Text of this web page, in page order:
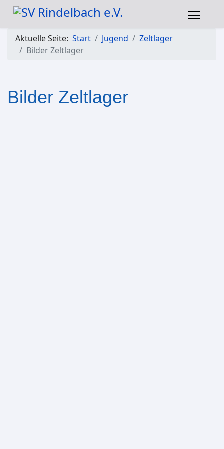
Aktuelle Seite: Start Jugend
Zeltlager
Bilder Zeltlager
Bilder Zeltlager